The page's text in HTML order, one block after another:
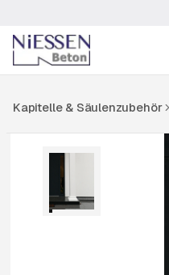
Kapitelle & Säulenzubehör